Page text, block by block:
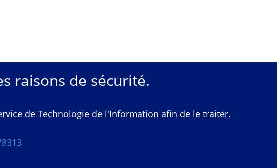
raisons de sécurité.
de Technologie de l'Information afin de le traiter.